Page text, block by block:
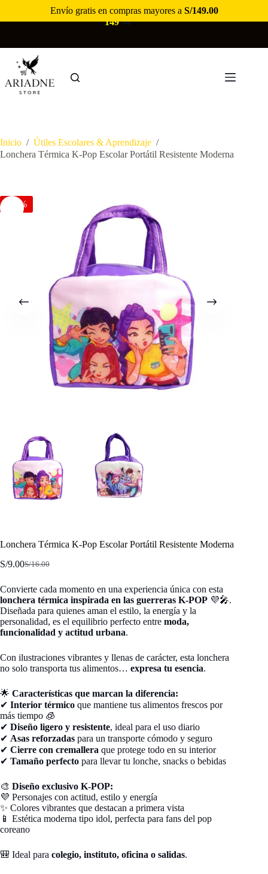
ENVÍO GRATIS EN COMPRAS MAYORES A S/
149🚚
Inicio / Útiles Escolares & Aprendizaje /
Lonchera Térmica K-Pop Escolar Portátil Resistente Moderna
-44%
Lonchera Térmica K-Pop Escolar Portátil Resistente Moderna
S/16.00
El
original
era:
S/16.00.
S/9.00El
actual
es:
S/9.00.
Convierte cada momento en una experiencia única con esta
lonchera térmica inspirada en las guerreras K-POP 💜🎤.
Diseñada para quienes aman el estilo, la energía y la
personalidad, es el equilibrio perfecto entre moda,
funcionalidad y actitud urbana.
Con ilustraciones vibrantes y llenas de carácter, esta lonchera
no solo transporta tus alimentos… expresa tu esencia.
🌟 Características que marcan la diferencia:
✔ Interior térmico que mantiene tus alimentos frescos por
más tiempo 🧊
✔ Diseño ligero y resistente, ideal para el uso diario
✔ Asas reforzadas para un transporte cómodo y seguro
✔ Cierre con cremallera que protege todo en su interior
✔ Tamaño perfecto para llevar tu lonche, snacks o bebidas
🎨 Diseño exclusivo K-POP:
💜 Personajes con actitud, estilo y energía
✨ Colores vibrantes que destacan a primera vista
📱 Estética moderna tipo idol, perfecta para fans del pop
coreano
🎒 Ideal para colegio, instituto, oficina o salidas.
Envío gratis en compras mayores a S/149.00